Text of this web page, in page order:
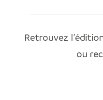
Retrouvez
ou